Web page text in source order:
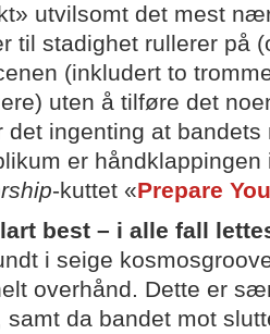
utvilsomt det mest
til stadighet rullerer på
(inkludert to
uten å tilføre det
det ingenting at
er håndklappingen
-kuttet «Prepare
best – i alle fall
i seige
overhånd. Dette er
da bandet mot